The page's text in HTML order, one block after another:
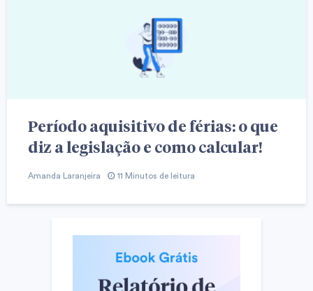
Período aquisitivo de férias: o que
diz a legislação e como calcular!
Amanda Laranjeira 11 Minutos de leitura